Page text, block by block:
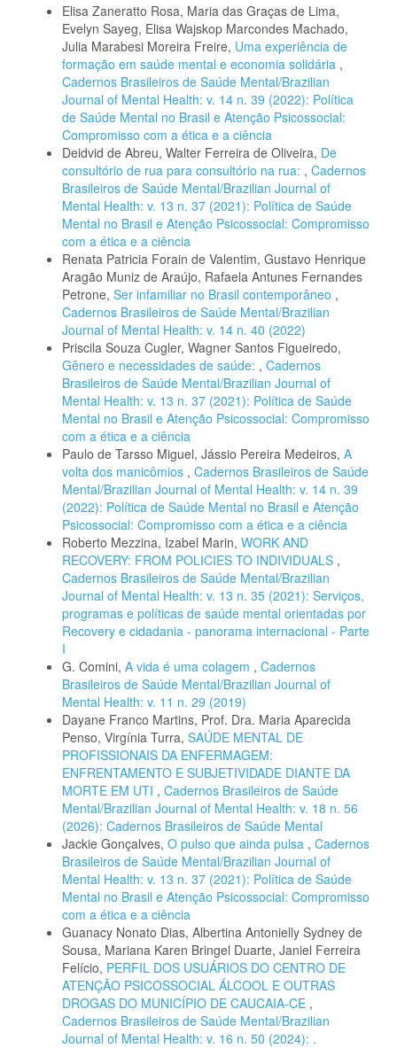
Elisa Zaneratto Rosa, Maria das Graças de Lima,
Evelyn Sayeg, Elisa Wajskop Marcondes Machado,
Julia Marabesi Moreira Freire, Uma experiência de
formação em saúde mental e economia solidária ,
Cadernos Brasileiros de Saúde Mental/Brazilian
Journal of Mental Health: v. 14 n. 39 (2022): Política
de Saúde Mental no Brasil e Atenção Psicossocial:
Compromisso com a ética e a ciência
Deidvid de Abreu, Walter Ferreira de Oliveira, De
consultório de rua para consultório na rua: , Cadernos
Brasileiros de Saúde Mental/Brazilian Journal of
Mental Health: v. 13 n. 37 (2021): Política de Saúde
Mental no Brasil e Atenção Psicossocial: Compromisso
com a ética e a ciência
Renata Patricia Forain de Valentim, Gustavo Henrique
Aragão Muniz de Araújo, Rafaela Antunes Fernandes
Petrone, Ser infamiliar no Brasil contemporâneo ,
Cadernos Brasileiros de Saúde Mental/Brazilian
Journal of Mental Health: v. 14 n. 40 (2022)
Priscila Souza Cugler, Wagner Santos Figueiredo,
Gênero e necessidades de saúde: , Cadernos
Brasileiros de Saúde Mental/Brazilian Journal of
Mental Health: v. 13 n. 37 (2021): Política de Saúde
Mental no Brasil e Atenção Psicossocial: Compromisso
com a ética e a ciência
Paulo de Tarsso Miguel, Jássio Pereira Medeiros, A
volta dos manicômios , Cadernos Brasileiros de Saúde
Mental/Brazilian Journal of Mental Health: v. 14 n. 39
(2022): Política de Saúde Mental no Brasil e Atenção
Psicossocial: Compromisso com a ética e a ciência
Roberto Mezzina, Izabel Marin, WORK AND
RECOVERY: FROM POLICIES TO INDIVIDUALS ,
Cadernos Brasileiros de Saúde Mental/Brazilian
Journal of Mental Health: v. 13 n. 35 (2021): Serviços,
programas e políticas de saúde mental orientadas por
Recovery e cidadania - panorama internacional - Parte
I
G. Comini, A vida é uma colagem , Cadernos
Brasileiros de Saúde Mental/Brazilian Journal of
Mental Health: v. 11 n. 29 (2019)
Dayane Franco Martins, Prof. Dra. Maria Aparecida
Penso, Virgínia Turra, SAÚDE MENTAL DE
PROFISSIONAIS DA ENFERMAGEM:
ENFRENTAMENTO E SUBJETIVIDADE DIANTE DA
MORTE EM UTI , Cadernos Brasileiros de Saúde
Mental/Brazilian Journal of Mental Health: v. 18 n. 56
(2026): Cadernos Brasileiros de Saúde Mental
Jackie Gonçalves, O pulso que ainda pulsa , Cadernos
Brasileiros de Saúde Mental/Brazilian Journal of
Mental Health: v. 13 n. 37 (2021): Política de Saúde
Mental no Brasil e Atenção Psicossocial: Compromisso
com a ética e a ciência
Guanacy Nonato Dias, Albertina Antonielly Sydney de
Sousa, Mariana Karen Bringel Duarte, Janiel Ferreira
Felício, PERFIL DOS USUÁRIOS DO CENTRO DE
ATENÇÃO PSICOSSOCIAL ÁLCOOL E OUTRAS
DROGAS DO MUNICÍPIO DE CAUCAIA-CE ,
Cadernos Brasileiros de Saúde Mental/Brazilian
Journal of Mental Health: v. 16 n. 50 (2024): .